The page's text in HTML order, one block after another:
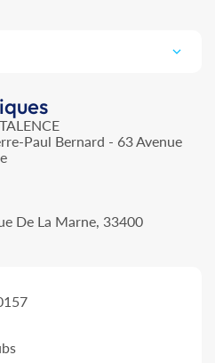
Paul Bernard - 63 Avenue
De La Marne, 33400